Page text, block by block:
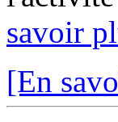
savoir
[En